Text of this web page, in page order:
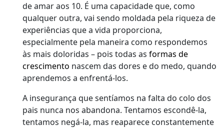
de amar aos 10. É uma capacidade que, como
qualquer outra, vai sendo moldada pela riqueza de
experiências que a vida proporciona,
especialmente pela maneira como respondemos
às mais doloridas – pois todas asformas de
crescimento nascem das dores e do medo, quando
aprendemos a enfrentá-los.
A insegurança que sentíamos na falta do colo dos
pais nunca nos abandona. Tentamos escondê-la,
tentamos negá-la, mas reaparece constantemente